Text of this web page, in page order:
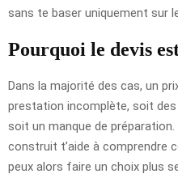
sans te baser uniquement sur
Pourquoi le devis
Dans la majorité des cas, un
prestation incomplète, soit
soit un manque de préparation.
construit t’aide à comprendre
peux alors faire un choix plus